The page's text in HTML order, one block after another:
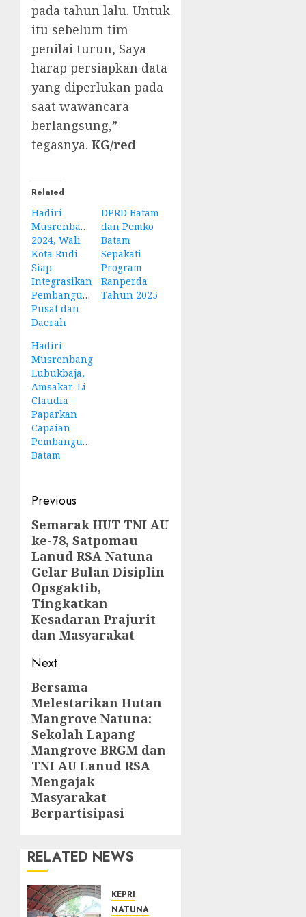
pada tahun lalu. Untuk
itu sebelum tim
penilai turun, Saya
harap persiapkan data
yang diperlukan pada
saat wawancara
berlangsung,”
tegasnya. KG/red
Related
Hadiri
Musrenbangnas
2024, Wali
Kota Rudi
Siap
Integrasikan
Pembangunan
Pusat dan
Daerah
DPRD Batam
dan Pemko
Batam
Sepakati
Program
Ranperda
Tahun 2025
Hadiri
Musrenbang
Lubukbaja,
Amsakar-Li
Claudia
Paparkan
Capaian
Pembangunan
Batam
Post
navigation
Previous
Previous
post:
Semarak HUT TNI AU
ke-78, Satpomau
Lanud RSA Natuna
Gelar Bulan Disiplin
Opsgaktib,
Tingkatkan
Kesadaran Prajurit
dan Masyarakat
Next
Next
post:
Bersama
Melestarikan Hutan
Mangrove Natuna:
Sekolah Lapang
Mangrove BRGM dan
TNI AU Lanud RSA
Mengajak
Masyarakat
Berpartisipasi
RELATED NEWS
KEPRI
NATUNA